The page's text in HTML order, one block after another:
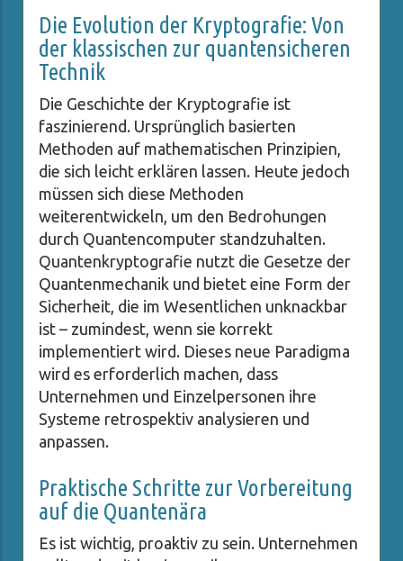
Die Evolution der Kryptografie: Von
der klassischen zur quantensicheren
Technik
Die Geschichte der Kryptografie ist
faszinierend. Ursprünglich basierten
Methoden auf mathematischen Prinzipien,
die sich leicht erklären lassen. Heute jedoch
müssen sich diese Methoden
weiterentwickeln, um den Bedrohungen
durch Quantencomputer standzuhalten.
Quantenkryptografie nutzt die Gesetze der
Quantenmechanik und bietet eine Form der
Sicherheit, die im Wesentlichen unknackbar
ist – zumindest, wenn sie korrekt
implementiert wird. Dieses neue Paradigma
wird es erforderlich machen, dass
Unternehmen und Einzelpersonen ihre
Systeme retrospektiv analysieren und
anpassen.
Praktische Schritte zur Vorbereitung
auf die Quantenära
Es ist wichtig, proaktiv zu sein. Unternehmen